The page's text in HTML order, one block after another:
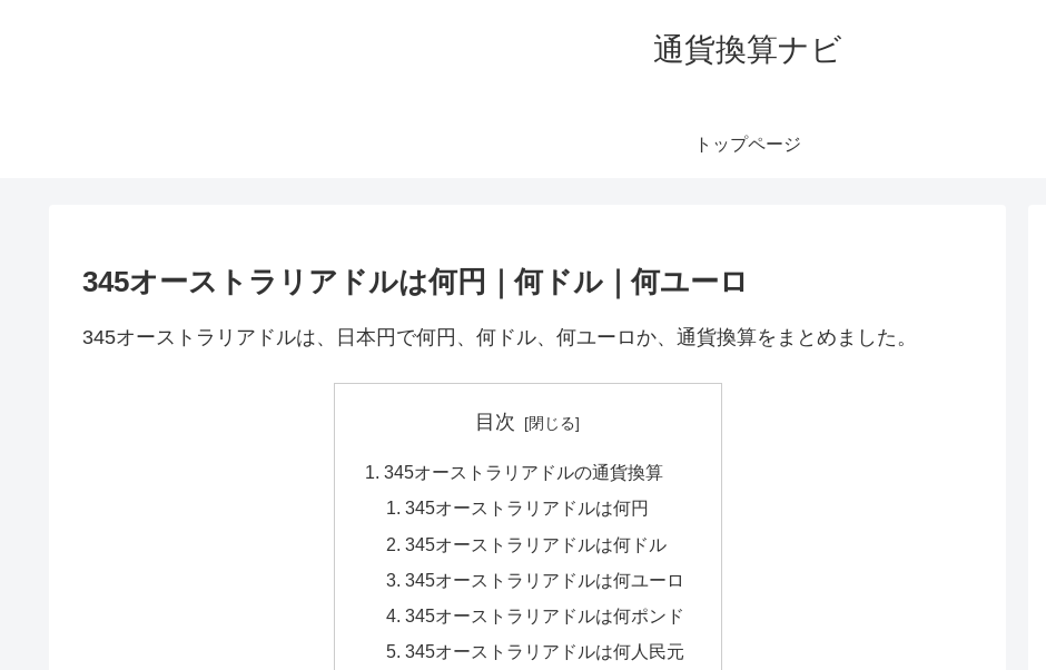
通貨換算ナビ
トップページ
345オーストラリアドルは何円｜何ドル｜何ユーロ
345オーストラリアドルは、日本円で何円、何ドル、何ユーロか、通貨換算をまとめました。
目次
345オーストラリアドルの通貨換算
345オーストラリアドルは何円
345オーストラリアドルは何ドル
345オーストラリアドルは何ユーロ
345オーストラリアドルは何ポンド
345オーストラリアドルは何人民元